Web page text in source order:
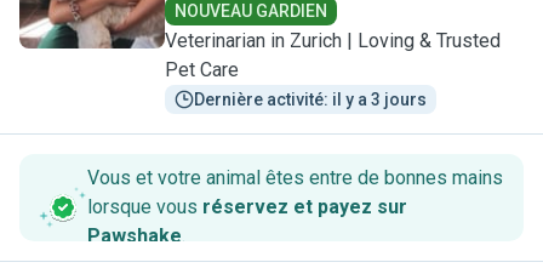
NOUVEAU GARDIEN
Veterinarian in Zurich | Loving & Trusted
Pet Care
Dernière activité: il y a 3 jours
Vous et votre animal êtes entre de bonnes mains
lorsque vous réservez et payez sur
Pawshake.